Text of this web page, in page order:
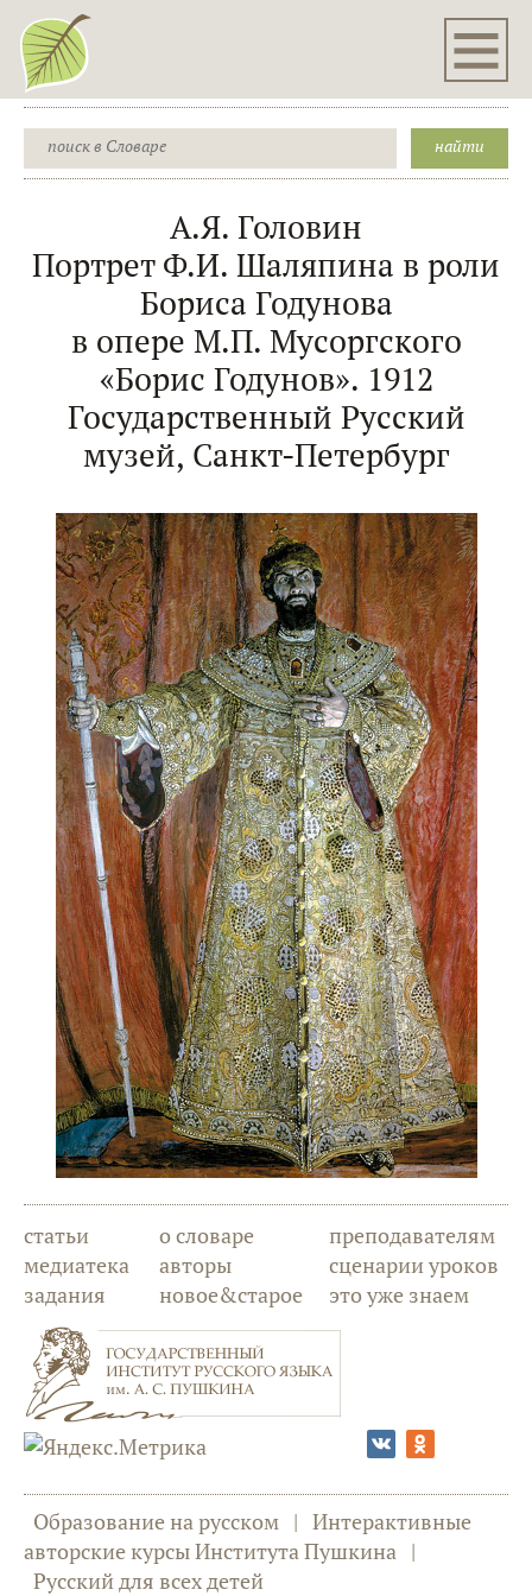
А.Я. Головин
Портрет Ф.И. Шаляпина в роли
Бориса Годунова
в опере М.П. Мусоргского
«Борис Годунов». 1912
Государственный Русский
музей, Санкт-Петербург
статьи
медиатека
задания
о словаре
авторы
новое&старое
преподавателям
сценарии уроков
это уже знаем
Образование на русском | Интерактивные
авторские курсы Института Пушкина |
Русский для всех детей